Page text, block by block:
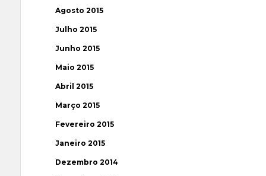
Agosto 2015
Julho 2015
Junho 2015
Maio 2015
Abril 2015
Março 2015
Fevereiro 2015
Janeiro 2015
Dezembro 2014